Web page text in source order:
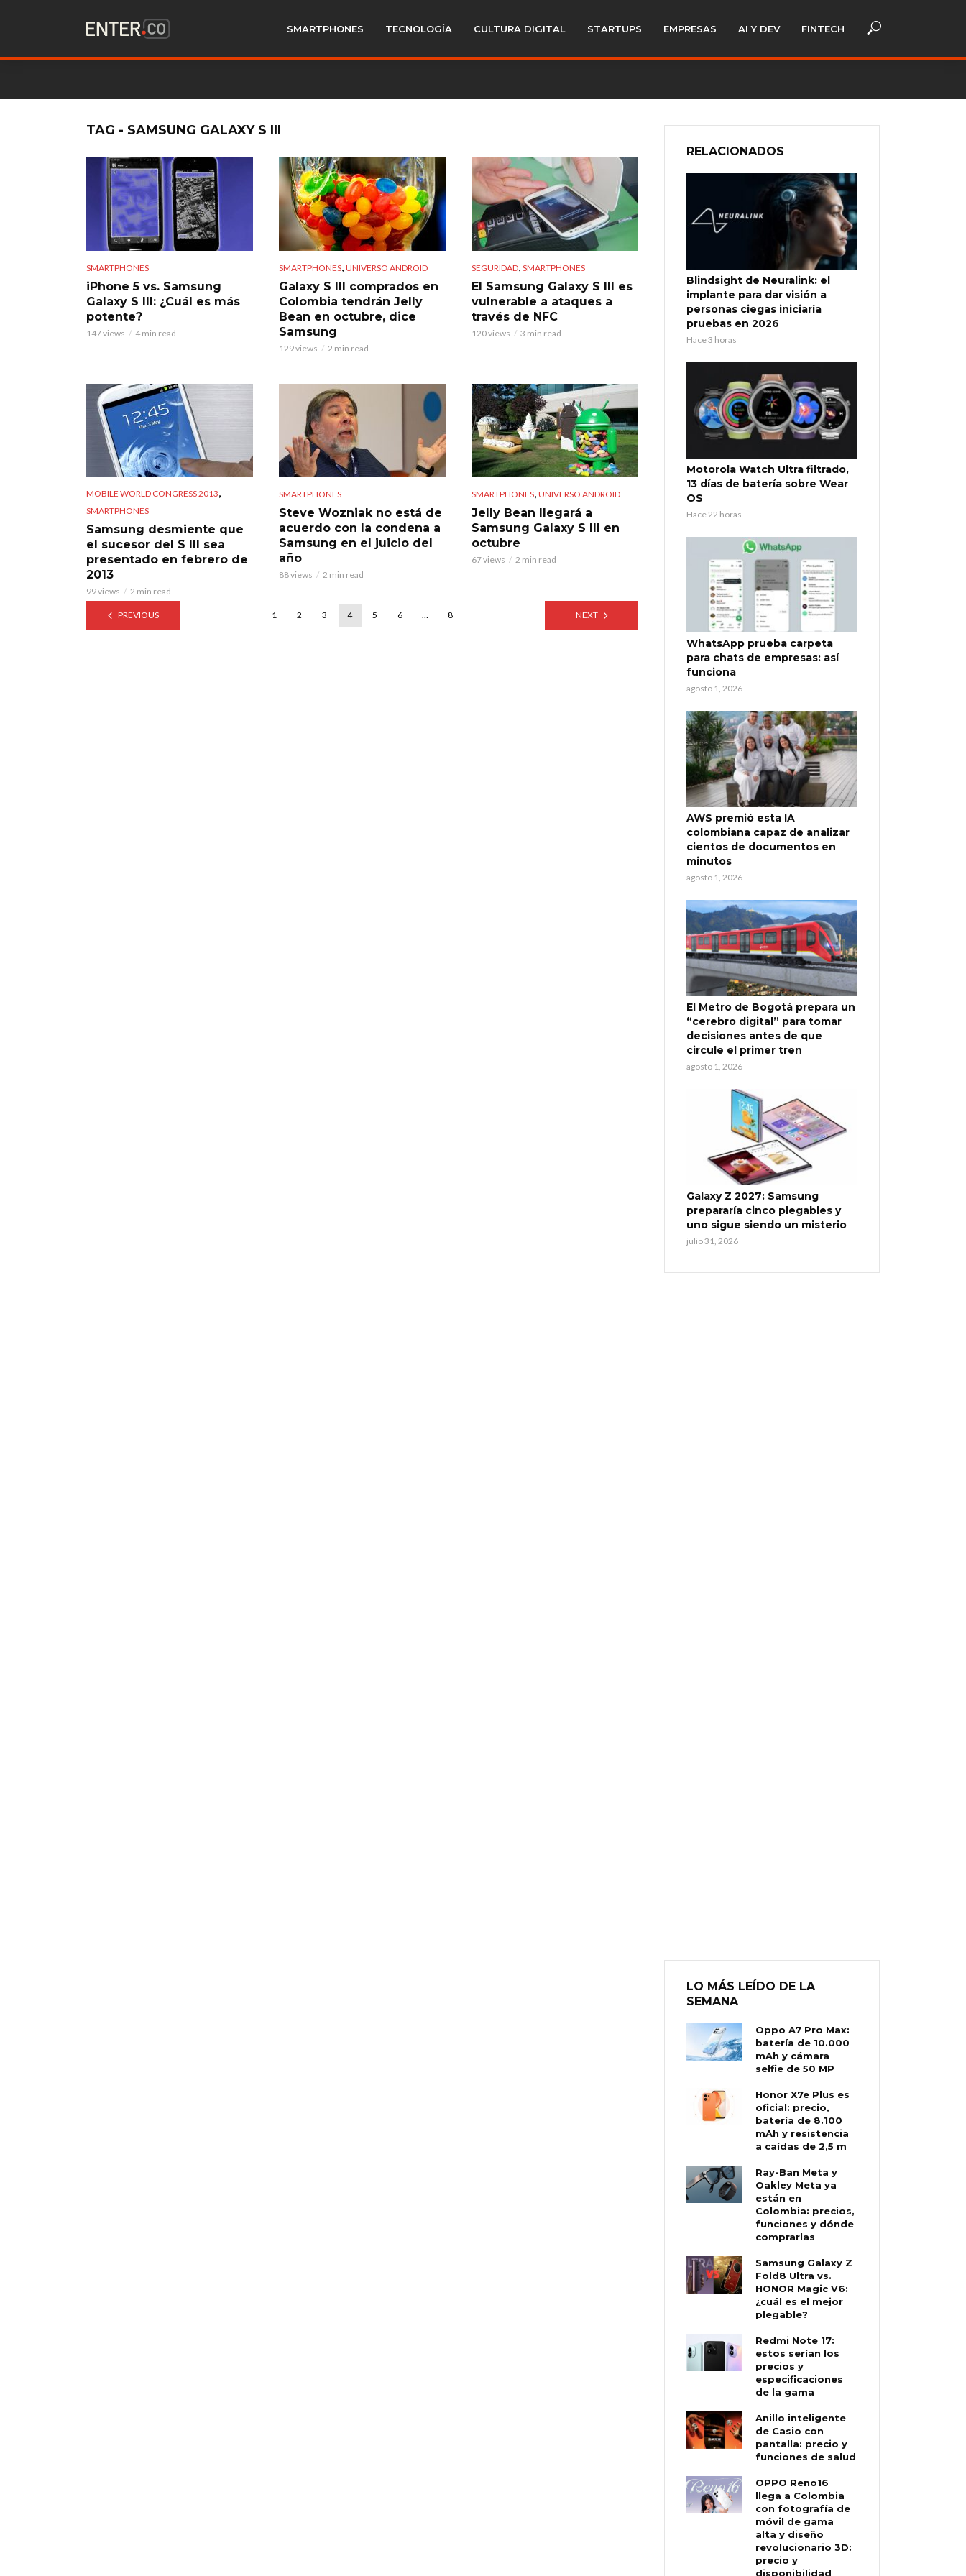
SMARTPHONES TECNOLOGÍA CULTURA DIGITAL STARTUPS EMPRESAS AI Y DEV FINTECH
TAG - SAMSUNG GALAXY S III
SMARTPHONES
iPhone 5 vs. Samsung
Galaxy S III: ¿Cuál es más
potente?
147 views 4 min read
SMARTPHONES, UNIVERSO ANDROID
Galaxy S III comprados en
Colombia tendrán Jelly
Bean en octubre, dice
Samsung
129 views 2 min read
SEGURIDAD, SMARTPHONES
El Samsung Galaxy S III es
vulnerable a ataques a
través de NFC
120 views 3 min read
MOBILE WORLD CONGRESS 2013,
SMARTPHONES
Samsung desmiente que
el sucesor del S III sea
presentado en febrero de
2013
99 views 2 min read
SMARTPHONES
Steve Wozniak no está de
acuerdo con la condena a
Samsung en el juicio del
año
88 views 2 min read
SMARTPHONES, UNIVERSO ANDROID
Jelly Bean llegará a
Samsung Galaxy S III en
octubre
67 views 2 min read
PREVIOUS 1 2 3 4 5 6 … 8 NEXT
RELACIONADOS
Blindsight de Neuralink: el
implante para dar visión a
personas ciegas iniciaría
pruebas en 2026
Hace 3 horas
Motorola Watch Ultra filtrado,
13 días de batería sobre Wear
OS
Hace 22 horas
WhatsApp prueba carpeta
para chats de empresas: así
funciona
agosto 1, 2026
AWS premió esta IA
colombiana capaz de analizar
cientos de documentos en
minutos
agosto 1, 2026
El Metro de Bogotá prepara un
“cerebro digital” para tomar
decisiones antes de que
circule el primer tren
agosto 1, 2026
Galaxy Z 2027: Samsung
prepararía cinco plegables y
uno sigue siendo un misterio
julio 31, 2026
LO MÁS LEÍDO DE LA
SEMANA
Oppo A7 Pro Max:
batería de 10.000
mAh y cámara
selfie de 50 MP
Honor X7e Plus es
oficial: precio,
batería de 8.100
mAh y resistencia
a caídas de 2,5 m
Ray-Ban Meta y
Oakley Meta ya
están en
Colombia: precios,
funciones y dónde
comprarlas
Samsung Galaxy Z
Fold8 Ultra vs.
HONOR Magic V6:
¿cuál es el mejor
plegable?
Redmi Note 17:
estos serían los
precios y
especificaciones
de la gama
Anillo inteligente
de Casio con
pantalla: precio y
funciones de salud
OPPO Reno16
llega a Colombia
con fotografía de
móvil de gama
alta y diseño
revolucionario 3D:
precio y
disponibilidad